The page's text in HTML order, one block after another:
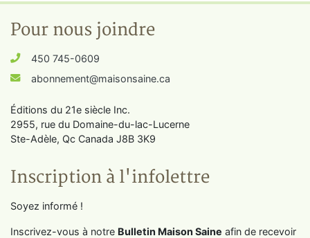
Pour nous joindre
450 745-0609
abonnement@maisonsaine.ca
Éditions du 21e siècle Inc.
2955, rue du Domaine-du-lac-Lucerne
Ste-Adèle, Qc Canada J8B 3K9
Inscription à l'infolettre
Soyez informé !
Inscrivez-vous à notre Bulletin Maison Saine afin de recevoir